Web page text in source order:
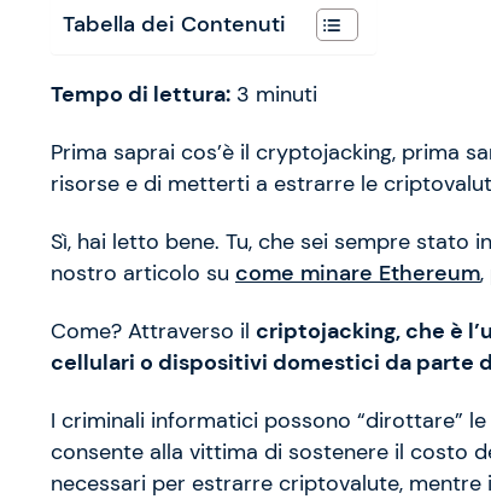
Tabella dei Contenuti
Tempo di lettura: 3 minuti
Prima saprai cos’è il cryptojacking, prima
risorse e di metterti a estrarre le
Sì, hai letto bene. Tu, che sei sempre
nostro articolo su come minare Ethereum,
Come? Attraverso il criptojacking, che è
cellulari o dispositivi domestici da parte
I criminali informatici possono “dirottare”
consente alla vittima di sostenere il costo
necessari per estrarre criptovalute,